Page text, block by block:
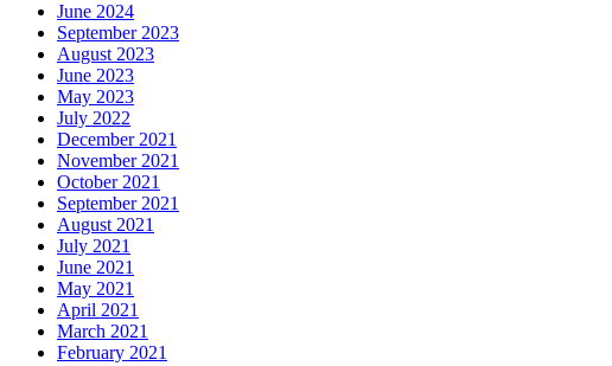
June 2024
September 2023
August 2023
June 2023
May 2023
July 2022
December 2021
November 2021
October 2021
September 2021
August 2021
July 2021
June 2021
May 2021
April 2021
March 2021
February 2021